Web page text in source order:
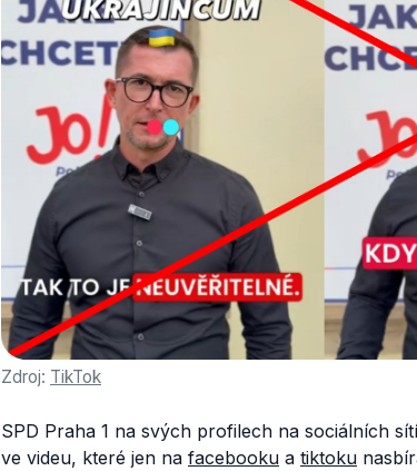
Zdroj: TikTok
SPD Praha 1 na svých profilech na sociálních
ve videu, které jen na facebooku a tiktoku